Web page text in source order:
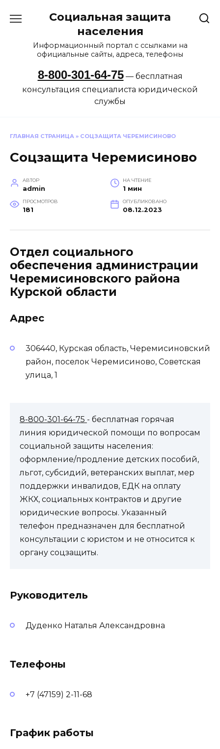
Социальная защита
населения
Информационный портал с ссылками на
официальные сайты, адреса, телефоны
8-800-301-64-75— бесплатная
консультация специалиста юридической
службы
ГЛАВНАЯ СТРАНИЦА » СОЦЗАЩИТА ЧЕРЕМИСИНОВО
Соцзащита Черемисиново
АВТОР
admin
НА ЧТЕНИЕ
1 мин
ПРОСМОТРОВ
181
ОПУБЛИКОВАНО
08.12.2023
Отдел социального
обеспечения администрации
Черемисиновского района
Курской области
Адрес
306440, Курская область, Черемисиновский
район, поселок Черемисиново, Советская
улица, 1
8-800-301-64-75 - бесплатная горячая
линия юридической помощи по вопросам
социальной защиты населения:
оформление/продление детских пособий,
льгот, субсидий, ветеранских выплат, мер
поддержки инвалидов, ЕДК на оплату
ЖКХ, социальных контрактов и другие
юридические вопросы. Указанный
телефон предназначен для бесплатной
консультации с юристом и не относится к
органу соцзащиты.
Руководитель
Дуденко Наталья Александровна
Телефоны
+7 (47159) 2-11-68
График работы